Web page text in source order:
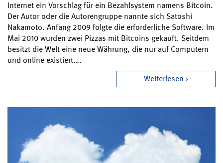
Internet ein Vorschlag für ein Bezahlsystem namens Bitcoin.
Der Autor oder die Autorengruppe nannte sich Satoshi
Nakamoto. Anfang 2009 folgte die erforderliche Software. Im
Mai 2010 wurden zwei Pizzas mit Bitcoins gekauft. Seitdem
besitzt die Welt eine neue Währung, die nur auf Computern
und online existiert….
Weiterlesen